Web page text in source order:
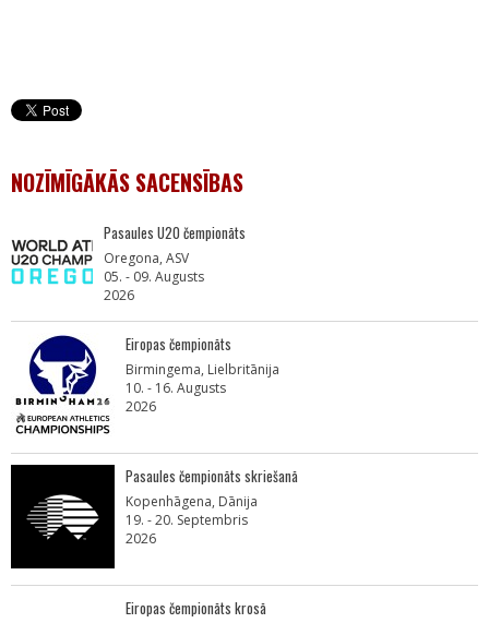
NOZĪMĪGĀKĀS SACENSĪBAS
Pasaules U20 čempionāts
Oregona, ASV
05. - 09. Augusts
2026
Eiropas čempionāts
Birmingema, Lielbritānija
10. - 16. Augusts
2026
Pasaules čempionāts skriešanā
Kopenhāgena, Dānija
19. - 20. Septembris
2026
Eiropas čempionāts krosā